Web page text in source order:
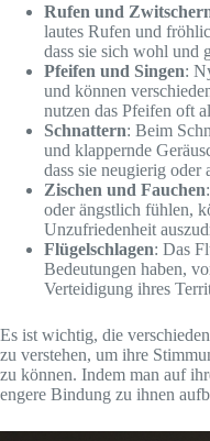
Rufen und
lautes Rufen und
dass sie sich wohl und
Pfeifen und Singen:
und können
nutzen das Pfeifen oft
Schnattern: Beim
und klappernde
dass sie neugierig oder
Zischen und Fauchen
oder ängstlich fühlen,
Unzufriedenheit
Flügelschlagen: Das
Bedeutungen haben,
Verteidigung ihres
Es ist wichtig, die
zu verstehen, um ihre
zu können. Indem man auf
engere Bindung zu ihnen